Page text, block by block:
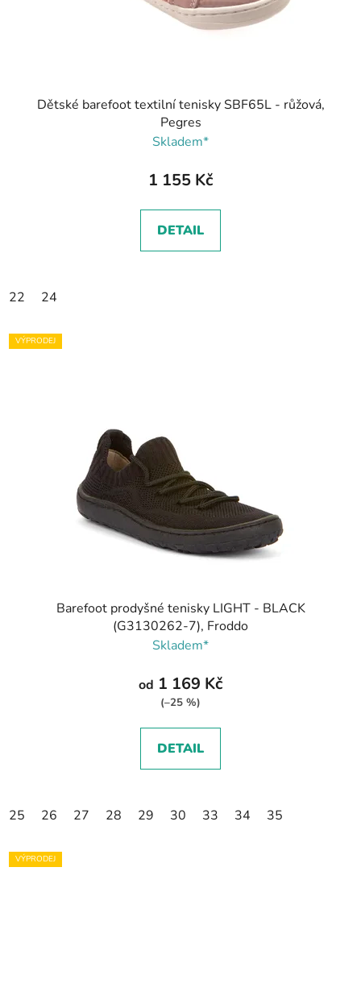
Dětské barefoot textilní tenisky SBF65L - růžová,
Pegres
Skladem*
1 155 Kč
DETAIL
22 24
VÝPRODEJ
Barefoot prodyšné tenisky LIGHT - BLACK
(G3130262-7), Froddo
Skladem*
od 1 169 Kč
(–25 %)
DETAIL
25 26 27 28 29 30 33 34 35
VÝPRODEJ